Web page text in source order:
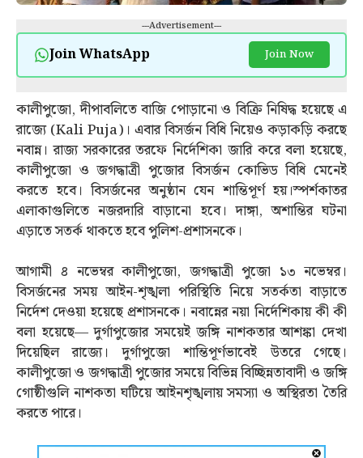
---Advertisement---
Join WhatsApp Join Now
কালীপুজো, দীপাবলিতে বাজি পোড়ানো ও বিক্রি নিষিদ্ধ হয়েছে এ
রাজ্যে (Kali Puja)। এবার বিসর্জন বিধি নিয়েও কড়াকড়ি করছে
নবান্ন। রাজ্য সরকারের তরফে নির্দেশিকা জারি করে বলা হয়েছে,
কালীপুজো ও জগদ্ধাত্রী পুজোর বিসর্জন কোভিড বিধি মেনেই
করতে হবে। বিসর্জনের অনুষ্ঠান যেন শান্তিপূর্ণ হয়।স্পর্শকাতর
এলাকাগুলিতে নজরদারি বাড়ানো হবে। দাঙ্গা, অশান্তির ঘটনা
এড়াতে সতর্ক থাকতে হবে পুলিশ-প্রশাসনকে।
আগামী ৪ নভেম্বর কালীপুজো, জগদ্ধাত্রী পুজো ১৩ নভেম্বর।
বিসর্জনের সময় আইন-শৃঙ্খলা পরিস্থিতি নিয়ে সতর্কতা বাড়াতে
নির্দেশ দেওয়া হয়েছে প্রশাসনকে। নবান্নের নয়া নির্দেশিকায় কী কী
বলা হয়েছে— দুর্গাপুজোর সময়েই জঙ্গি নাশকতার আশঙ্কা দেখা
দিয়েছিল রাজ্যে। দুর্গাপুজো শান্তিপূর্ণভাবেই উতরে গেছে।
কালীপুজো ও জগদ্ধাত্রী পুজোর সময়ে বিভিন্ন বিচ্ছিন্নতাবাদী ও জঙ্গি
গোষ্ঠীগুলি নাশকতা ঘটিয়ে আইনশৃঙ্খলায় সমস্যা ও অস্থিরতা তৈরি
করতে পারে।